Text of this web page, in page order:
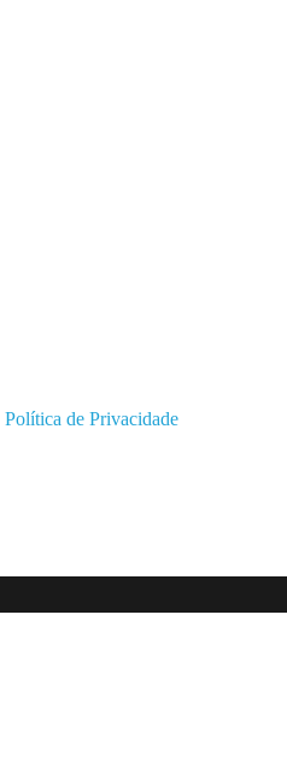
Política de Privacidade